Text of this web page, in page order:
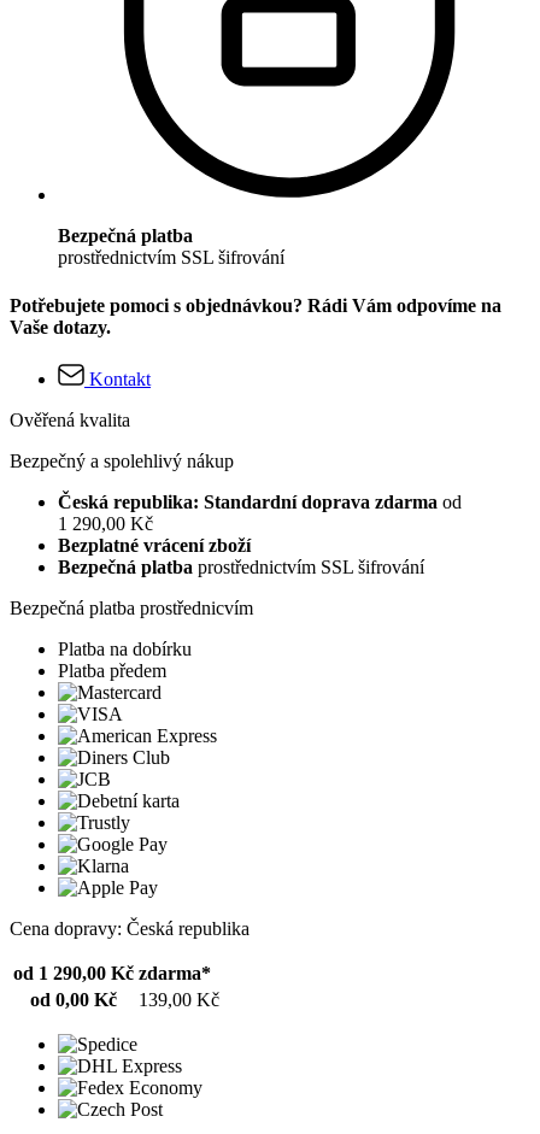
Bezpečná platba
prostřednictvím SSL šifrování
Potřebujete pomoci s objednávkou? Rádi Vám odpovíme na
Vaše dotazy.
Kontakt
Ověřená kvalita
Bezpečný a spolehlivý nákup
Česká republika: Standardní doprava zdarma od
1 290,00 Kč
Bezplatné vrácení zboží
Bezpečná platba prostřednictvím SSL šifrování
Bezpečná platba prostřednicvím
Platba na dobírku
Platba předem
Cena dopravy: Česká republika
od 1 290,00 Kč zdarma*
od 0,00 Kč
139,00 Kč